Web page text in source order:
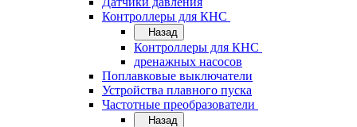
Контроллеры для КНС
Назад
Контроллеры для КНС
дренажных насосов
Поплавковые выключатели
Устройства плавного пуска
Частотные преобразователи
Назад